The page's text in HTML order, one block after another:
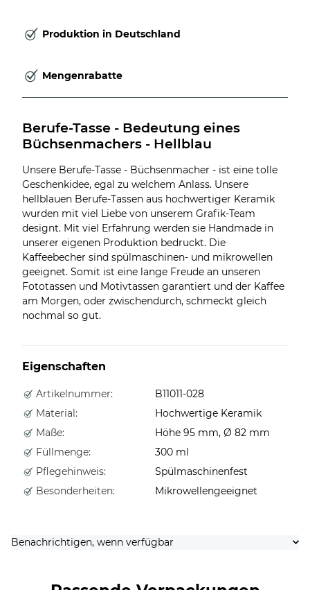
Produktion in Deutschland
Mengenrabatte
Berufe-Tasse - Bedeutung eines
Büchsenmachers - Hellblau
Unsere Berufe-Tasse - Büchsenmacher - ist eine tolle
Geschenkidee, egal zu welchem Anlass. Unsere
hellblauen Berufe-Tassen aus hochwertiger Keramik
wurden mit viel Liebe von unserem Grafik-Team
designt. Mit viel Erfahrung werden sie Handmade in
unserer eigenen Produktion bedruckt. Die
Kaffeebecher sind spülmaschinen- und mikrowellen
geeignet. Somit ist eine lange Freude an unseren
Fototassen und Motivtassen garantiert und der Kaffee
am Morgen, oder zwischendurch, schmeckt gleich
nochmal so gut.
Eigenschaften
Artikelnummer:
B11011-028
Material:
Hochwertige Keramik
Maße:
Höhe 95 mm, Ø 82 mm
Füllmenge:
300 ml
Pflegehinweis:
Spülmaschinenfest
Besonderheiten:
Mikrowellengeeignet
Benachrichtigen, wenn verfügbar